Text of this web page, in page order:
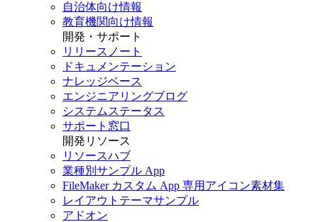
自治体向け情報
教育機関向け情報
開発・サポート
リリースノート
ドキュメンテーション
ナレッジベース
エンジニアリングブログ
システムステータス
サポート窓口
開発リソース
リソースハブ
業種別サンプル App
FileMaker カスタム App 専用アイコン素材集
レイアウトテーマサンプル
アドオン